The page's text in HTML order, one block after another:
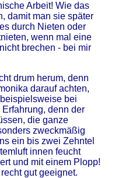
Arbeit! Wie das
damit man sie später
durch Nieten oder
wenn mal eine
brechen - bei mir
drum herum, denn
darauf achten,
bei
denn der
die ganze
zweckmäßig
ein bis zwei Zehntel
innen feucht
und mit einem Plopp!
gut geeignet.